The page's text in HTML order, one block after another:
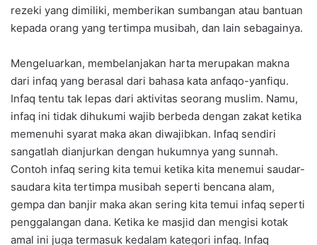
rezeki yang dimiliki, memberikan sumbangan atau bantuan
kepada orang yang tertimpa musibah, dan lain sebagainya.
Mengeluarkan, membelanjakan harta merupakan makna
dari infaq yang berasal dari bahasa kata anfaqo-yanfiqu.
Infaq tentu tak lepas dari aktivitas seorang muslim. Namu,
infaq ini tidak dihukumi wajib berbeda dengan zakat ketika
memenuhi syarat maka akan diwajibkan. Infaq sendiri
sangatlah dianjurkan dengan hukumnya yang sunnah.
Contoh infaq sering kita temui ketika kita menemui saudar-
saudara kita tertimpa musibah seperti bencana alam,
gempa dan banjir maka akan sering kita temui infaq seperti
penggalangan dana. Ketika ke masjid dan mengisi kotak
amal ini juga termasuk kedalam kategori infaq. Infaq